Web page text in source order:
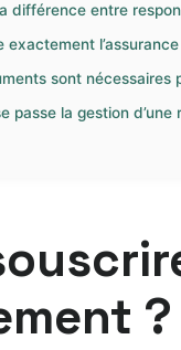
différence entre
exactement
sont nécessaires
passe la gestion
?